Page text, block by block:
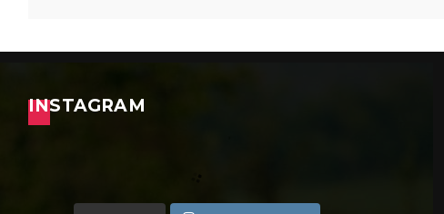
INSTAGRAM